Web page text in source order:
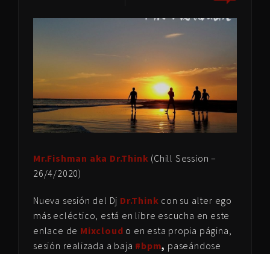
Mr.Fishman aka Dr.Think (Chill Session –
26/4/2020)
Nueva sesión del Dj Dr.Think con su alter ego
más ecléctico, está en libre escucha en este
enlace de Mixcloud o en esta propia página,
sesión realizada a baja #bpm, paseándose